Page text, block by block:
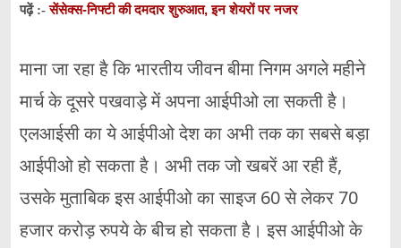
पढ़ें :-सेंसेक्स-निफ्टी की दमदार शुरुआत, इन शेयरों पर नजर
माना जा रहा है कि भारतीय जीवन बीमा निगम अगले महीने
मार्च के दूसरे पखवाड़े में अपना आईपीओ ला सकती है।
एलआईसी का ये आईपीओ देश का अभी तक का सबसे बड़ा
आईपीओ हो सकता है। अभी तक जो खबरें आ रही हैं,
उसके मुताबिक इस आईपीओ का साइज 60 से लेकर 70
हजार करोड़ रुपये के बीच हो सकता है। इस आईपीओ के